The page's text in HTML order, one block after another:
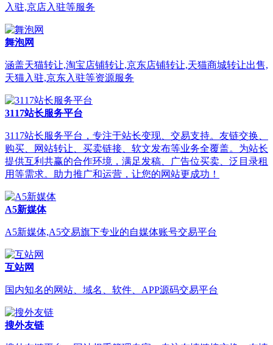
入驻,京店入驻等服务
舞泡网
涵盖天猫转让,淘宝店铺转让,京东店铺转让,天猫商城转让出售,
天猫入驻,京东入驻等资源服务
3117站长服务平台
3117站长服务平台，专注于站长变现、交易支持。友链交换、
购买、网站转让、买卖链接、软文发布等业务全覆盖。为站长
提供互利共赢的合作环境，满足发稿、广告位买卖、泛目录租
用等需求。助力推广和运营，让您的网站更成功！
A5新媒体
A5新媒体,A5交易旗下专业的自媒体账号交易平台
互站网
国内知名的网站、域名、软件、APP源码交易平台
搜外友链